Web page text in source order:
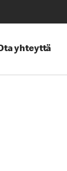
yhteyttä